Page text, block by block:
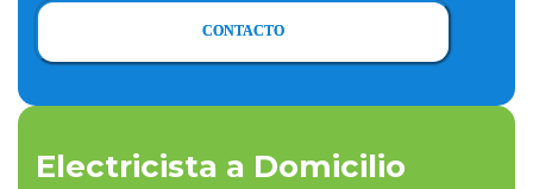
CONTACTO
Electricista a Domicilio